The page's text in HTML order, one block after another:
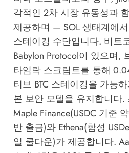
각적인 2차 시장 유동성과
제공하며 — SOL 생태계에
스테이킹 수단입니다. 비트
Babylon Protocol이 있으며,
타임락 스크립트를 통해
티브 BTC 스테이킹을 가능
본 보안 모델을 유지합니다
Maple Finance(USDC 기준
반 출금)와 Ethena(합성
일 쿨다운)가 제공합니다.